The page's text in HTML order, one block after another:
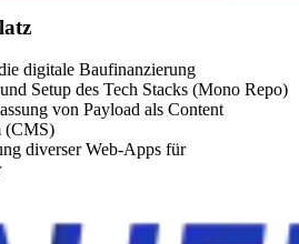
digitale Baufinanzierung
Setup des Tech Stacks (Mono Repo)
von Payload als Content
(CMS)
diverser Web-Apps für